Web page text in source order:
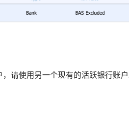
请使用另一个现有的活跃银行账